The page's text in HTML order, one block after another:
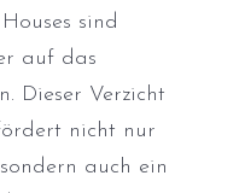
sind
auf das
Dieser Verzicht
nicht nur
auch ein